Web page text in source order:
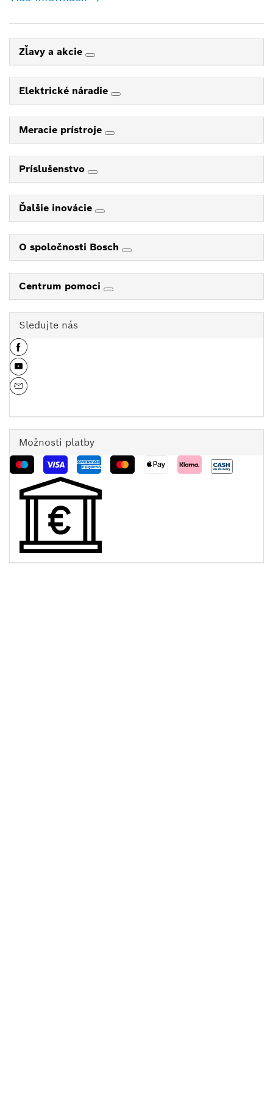
Zľavy a akcie
Elektrické náradie
Meracie prístroje
Príslušenstvo
Ďalšie inovácie
O spoločnosti Bosch
Centrum pomoci
Sledujte nás
Možnosti platby